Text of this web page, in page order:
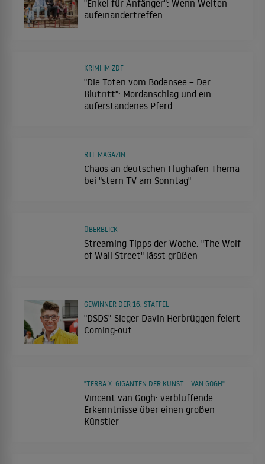
"Enkel für Anfänger": Wenn Welten
aufeinandertreffen
"Die Toten vom Bodensee – Der
Blutritt": Mordanschlag und ein
auferstandenes Pferd
KRIMI IM ZDF
Chaos an deutschen Flughäfen Thema
bei "stern TV am Sonntag"
RTL-MAGAZIN
Streaming-Tipps der Woche: "The Wolf
of Wall Street" lässt grüßen
ÜBERBLICK
"DSDS"-Sieger Davin Herbrüggen feiert
Coming-out
GEWINNER DER 16. STAFFEL
Vincent van Gogh: verblüffende
Erkenntnisse über einen großen
Künstler
"TERRA X: GIGANTEN DER KUNST – VAN GOGH"